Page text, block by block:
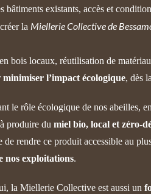
bâtiments existants, accès et
la Miellerie Collective de
bois locaux, réutilisation de
minimiser l’impact écologique, dès
le rôle écologique de nos abeilles,
produire du miel bio, local et zéro-
de rendre ce produit accessible au
nos exploitations.
la Miellerie Collective est aussi un